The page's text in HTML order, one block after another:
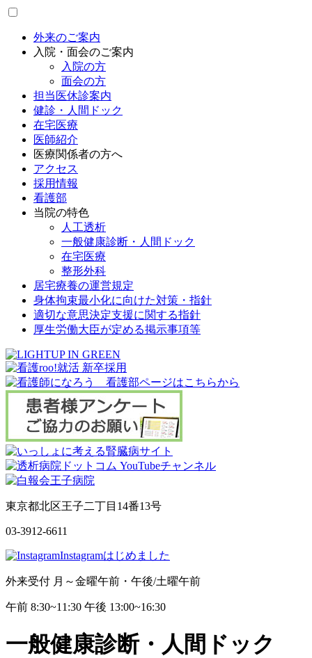
外来のご案内
入院・面会のご案内
入院の方
面会の方
担当医休診案内
健診・人間ドック
在宅医療
医師紹介
医療関係者の方へ
アクセス
採用情報
看護部
当院の特色
人工透析
一般健康診断・人間ドック
在宅医療
整形外科
居宅療養の運営規定
身体拘束最小化に向けた対策・指針
適切な意思決定支援に関する指針
厚生労働大臣が定める掲示事項等
東京都北区王子二丁目14番13号
03-3912-6611
Instagramはじめました
外来受付 月～金曜午前・午後/土曜午前
午前 8:30~11:30 午後 13:00~16:30
一般健康診断・人間ドック